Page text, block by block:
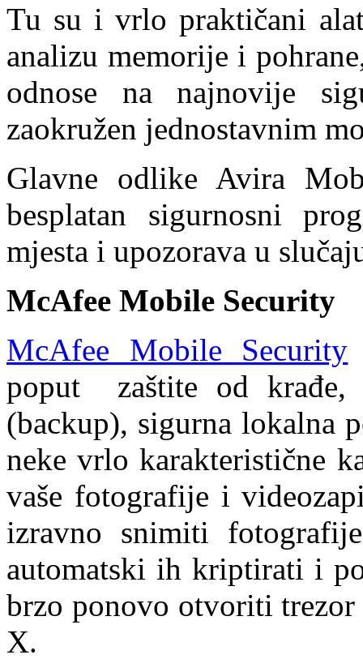
Tu su i vrlo praktičani
analizu memorije i
odnose na najnovije
zaokružen jednostavnim
Glavne odlike Avira
besplatan sigurnosni
mjesta i upozorava u
McAfee Mobile Security
McAfee Mobile Security
poput zaštite od krađe,
(backup), sigurna lokalna
neke vrlo karakteristične
vaše fotografije i
izravno snimiti
automatski ih kriptirati i
brzo ponovo otvoriti
X.